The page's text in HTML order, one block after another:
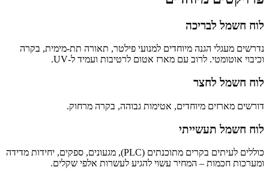
לוח חשמל לבריכה
נדרשים מעגלי הגנה מיוחדים למנועי פילטר, תאורה תת-מימית, בקרה
וכיבוי אוטומטי. לרוב עם מארז אטום לרטיבות ועמיד ל-UV.
לוח חשמל לחצר
דורשים מארזים מיוחדים, אטימות גבוהה, בקרה מרחוק.
לוח חשמל תעשייתי
כוללים לעיתים בקרים מתוכנתים (PLC), מגעונים, ספקים, יחידות מדידה
ומערכות חכמות – המחיר עשוי להגיע לעשרות אלפי שקלים.